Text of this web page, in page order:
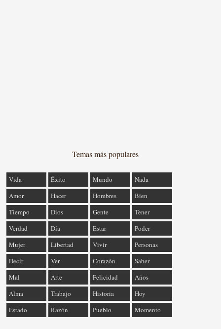
Temas más populares
Vida Éxito Mundo
Nada
Amor
Hacer Hombres
Bien
Tiempo
Dios Gente
Tener
Verdad
Día Estar
Poder
Mujer
Libertad Vivir
Personas
Decir
Ver Corazón
Saber
Mal
Arte Felicidad
Años
Alma
Trabajo Historia
Hoy
Estado
Razón Pueblo Momento